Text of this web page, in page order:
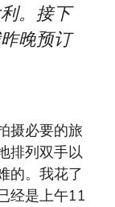
。接下
晚预订
摄必要的旅
排列双手以
的。我花了
经是上午11